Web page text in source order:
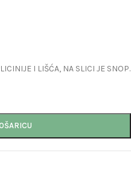
I LIŠĆA, NA SLICI JE SNOP.